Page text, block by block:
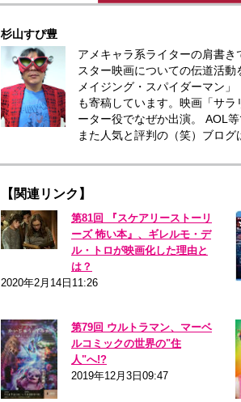
杉山すぴ豊
アメキャラ系ライターの肩書
スター映画についての伝道活
メイジング・スパイダーマン
も寄稿しています。映画「サ
ーター役でなぜか出演。 AOL等
また人気と評判の（笑）ブログ
【関連リンク】
第81回 『スケアリーストーリ
ーズ 怖い本』、ギレルモ・デ
ル・トロが映画化した理由と
は？
2020年2月14日11:26
第79回 ウルトラマン、マーベ
ルコミックの世界の"住
人"へ!?
2019年12月3日09:47